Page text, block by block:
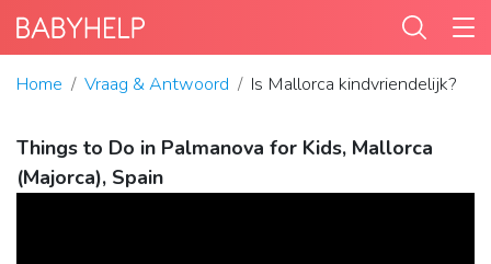
Home Vraag & Antwoord Is Mallorca kindvriendelijk?
Things to Do in Palmanova for Kids, Mallorca
(Majorca), Spain